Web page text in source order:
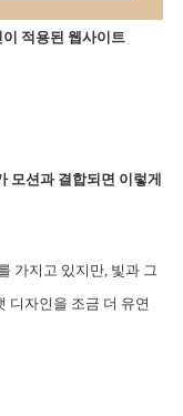
적용된 웹사이트
모션과 결합되면 이렇게
가지고 있지만, 빛과 그
디자인을 조금 더 유연